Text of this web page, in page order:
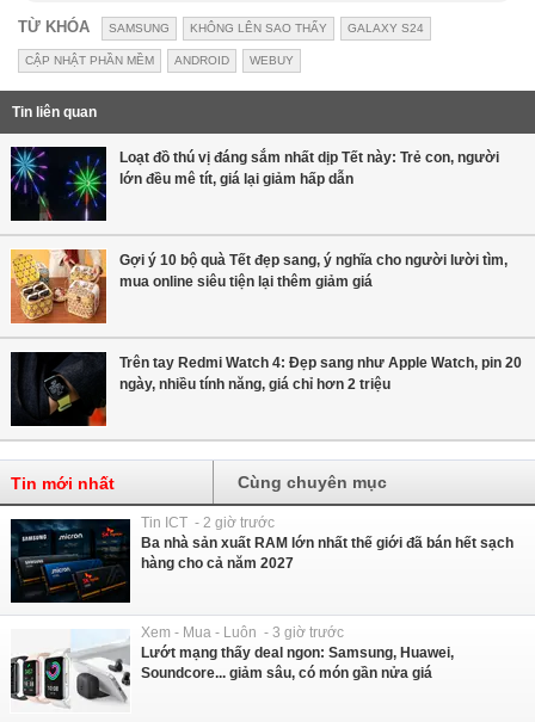
TỪ KHÓA SAMSUNG KHÔNG LÊN SAO THẤY GALAXY S24
CẬP NHẬT PHẦN MỀM ANDROID WEBUY
Tin liên quan
Loạt đồ thú vị đáng sắm nhất dịp Tết này: Trẻ con, người
lớn đều mê tít, giá lại giảm hấp dẫn
Gợi ý 10 bộ quà Tết đẹp sang, ý nghĩa cho người lười tìm,
mua online siêu tiện lại thêm giảm giá
Trên tay Redmi Watch 4: Đẹp sang như Apple Watch, pin 20
ngày, nhiều tính năng, giá chỉ hơn 2 triệu
Tin mới nhất Cùng chuyên mục
Tin ICT - 2 giờ trước
Ba nhà sản xuất RAM lớn nhất thế giới đã bán hết sạch
hàng cho cả năm 2027
Xem - Mua - Luôn - 3 giờ trước
Lướt mạng thấy deal ngon: Samsung, Huawei,
Soundcore... giảm sâu, có món gần nửa giá